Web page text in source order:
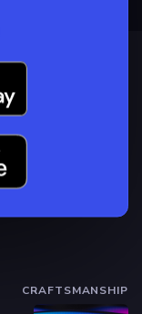
CRAFTSMANSHIP